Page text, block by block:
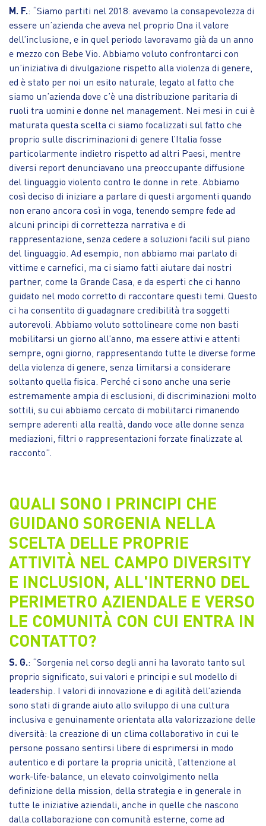
M. F.: “Siamo partiti nel 2018: avevamo la consapevolezza di
essere un’azienda che aveva nel proprio Dna il valore
dell’inclusione, e in quel periodo lavoravamo già da un anno
e mezzo con Bebe Vio. Abbiamo voluto confrontarci con
un’iniziativa di divulgazione rispetto alla violenza di genere,
ed è stato per noi un esito naturale, legato al fatto che
siamo un’azienda dove c’è una distribuzione paritaria di
ruoli tra uomini e donne nel management. Nei mesi in cui è
maturata questa scelta ci siamo focalizzati sul fatto che
proprio sulle discriminazioni di genere l’Italia fosse
particolarmente indietro rispetto ad altri Paesi, mentre
diversi report denunciavano una preoccupante diffusione
del linguaggio violento contro le donne in rete. Abbiamo
così deciso di iniziare a parlare di questi argomenti quando
non erano ancora così in voga, tenendo sempre fede ad
alcuni principi di correttezza narrativa e di
rappresentazione, senza cedere a soluzioni facili sul piano
del linguaggio. Ad esempio, non abbiamo mai parlato di
vittime e carnefici, ma ci siamo fatti aiutare dai nostri
partner, come la Grande Casa, e da esperti che ci hanno
guidato nel modo corretto di raccontare questi temi. Questo
ci ha consentito di guadagnare credibilità tra soggetti
autorevoli. Abbiamo voluto sottolineare come non basti
mobilitarsi un giorno all’anno, ma essere attivi e attenti
sempre, ogni giorno, rappresentando tutte le diverse forme
della violenza di genere, senza limitarsi a considerare
soltanto quella fisica. Perché ci sono anche una serie
estremamente ampia di esclusioni, di discriminazioni molto
sottili, su cui abbiamo cercato di mobilitarci rimanendo
sempre aderenti alla realtà, dando voce alle donne senza
mediazioni, filtri o rappresentazioni forzate finalizzate al
racconto”.
QUALI SONO I PRINCIPI CHE
GUIDANO SORGENIA NELLA
SCELTA DELLE PROPRIE
ATTIVITÀ NEL CAMPO DIVERSITY
E INCLUSION, ALL'INTERNO DEL
PERIMETRO AZIENDALE E VERSO
LE COMUNITÀ CON CUI ENTRA IN
CONTATTO?
S. G.: “Sorgenia nel corso degli anni ha lavorato tanto sul
proprio significato, sui valori e principi e sul modello di
leadership. I valori di innovazione e di agilità dell’azienda
sono stati di grande aiuto allo sviluppo di una cultura
inclusiva e genuinamente orientata alla valorizzazione delle
diversità: la creazione di un clima collaborativo in cui le
persone possano sentirsi libere di esprimersi in modo
autentico e di portare la propria unicità, l’attenzione al
work-life-balance, un elevato coinvolgimento nella
definizione della mission, della strategia e in generale in
tutte le iniziative aziendali, anche in quelle che nascono
dalla collaborazione con comunità esterne, come ad